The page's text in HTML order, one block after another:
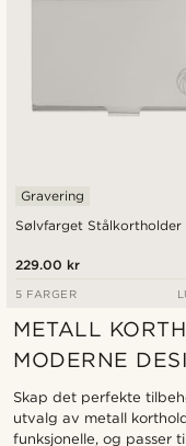
Sølvfarget Stålkortholder
Gravering
229.00 kr
5 FARGER
METALL
MODERNE
Skap det perfekte
utvalg av metall
funksjonelle, og passer